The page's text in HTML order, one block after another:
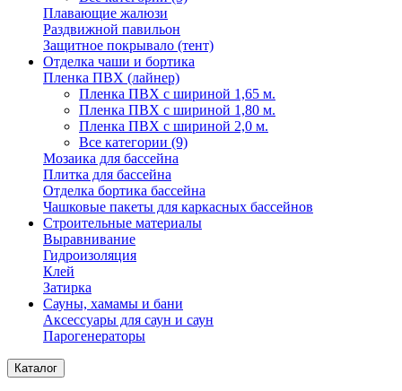
Плавающие жалюзи
Раздвижной павильон
Защитное покрывало (тент)
Отделка чаши и бортика
Пленка ПВХ (лайнер)
Пленка ПВХ с шириной 1,65 м.
Пленка ПВХ с шириной 1,80 м.
Пленка ПВХ с шириной 2,0 м.
Все категории (9)
Мозаика для бассейна
Плитка для бассейна
Отделка бортика бассейна
Чашковые пакеты для каркасных бассейнов
Строительные материалы
Выравнивание
Гидроизоляция
Клей
Затирка
Сауны, хамамы и бани
Аксессуары для саун и саун
Парогенераторы
Каталог